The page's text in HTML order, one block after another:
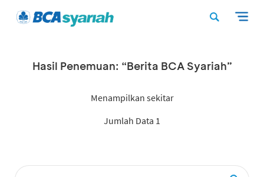
Hasil Penemuan: “Berita BCA Syariah”
Menampilkan sekitar
Jumlah Data 1